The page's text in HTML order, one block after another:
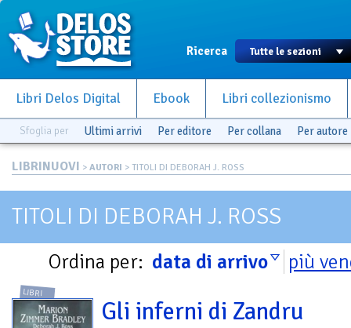
Ricerca
Libri Delos Digital Ebook Libri collezionismo
Sfoglia per Ultimi arrivi Per editore Per collana Per autore
LIBRINUOVI > AUTORI > TITOLI DI DEBORAH J. ROSS
TITOLI DI DEBORAH J. ROSS
Ordina per: data di arrivo più
LIBRI
Gli inferni di Zandru